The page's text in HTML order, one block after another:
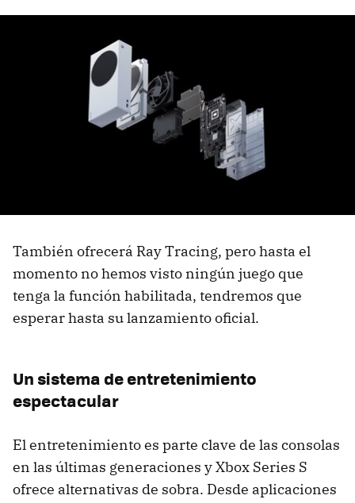
También ofrecerá Ray Tracing, pero hasta el
momento no hemos visto ningún juego que
tenga la función habilitada, tendremos que
esperar hasta su lanzamiento oficial.
Un sistema de entretenimiento
espectacular
El entretenimiento es parte clave de las consolas
en las últimas generaciones y Xbox Series S
ofrece alternativas de sobra. Desde aplicaciones